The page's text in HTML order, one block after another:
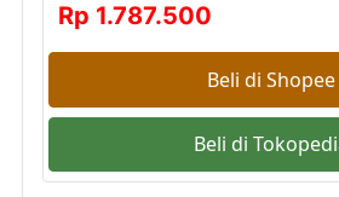
Rp 1.787.500
Beli di Shopee
Beli di